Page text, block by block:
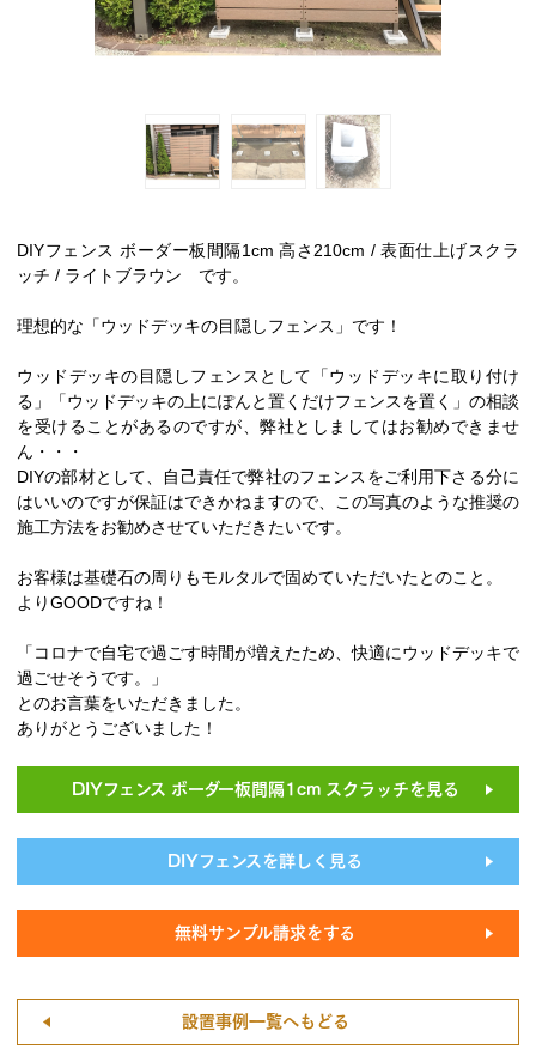
DIYフェンス ボーダー板間隔1cm 高さ210cm / 表面仕上げスクラ
ッチ / ライトブラウン です。
理想的な「ウッドデッキの目隠しフェンス」です！
ウッドデッキの目隠しフェンスとして「ウッドデッキに取り付け
る」「ウッドデッキの上にぽんと置くだけフェンスを置く」の相談
を受けることがあるのですが、弊社としましてはお勧めできませ
ん・・・
DIYの部材として、自己責任で弊社のフェンスをご利用下さる分に
はいいのですが保証はできかねますので、この写真のような推奨の
施工方法をお勧めさせていただきたいです。
お客様は基礎石の周りもモルタルで固めていただいたとのこと。
よりGOODですね！
「コロナで自宅で過ごす時間が増えたため、快適にウッドデッキで
過ごせそうです。」
とのお言葉をいただきました。
ありがとうございました！
DIYフェンス ボーダー板間隔1cm スクラッチを見る
DIYフェンスを詳しく見る
無料サンプル請求をする
設置事例一覧へもどる